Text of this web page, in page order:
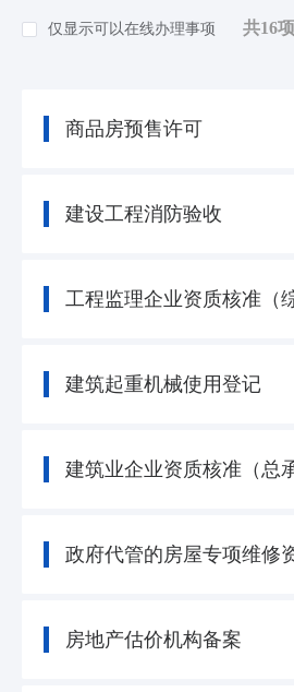
仅显示可以在线办理事项 共16
商品房预售许可
建设工程消防验收
工程监理企业资质核准（
建筑起重机械使用登记
建筑业企业资质核准（总
政府代管的房屋专项维修
房地产估价机构备案